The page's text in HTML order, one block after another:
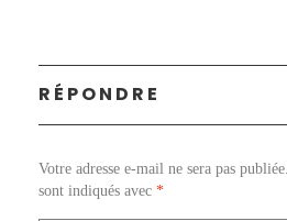
RÉPONDRE
Votre adresse e-mail ne sera pas publiée.
sont indiqués avec *